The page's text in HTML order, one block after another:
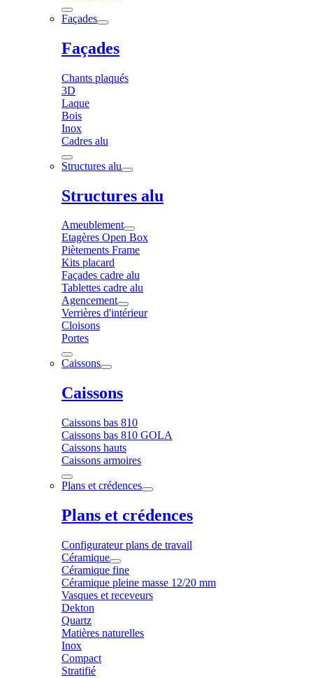
Façades
Façades
Chants plaqués
3D
Laque
Bois
Inox
Cadres alu
Structures alu
Structures alu
Ameublement
Etagères Open Box
Piètements Frame
Kits placard
Façades cadre alu
Tablettes cadre alu
Agencement
Verrières d'intérieur
Cloisons
Portes
Caissons
Caissons
Caissons bas 810
Caissons bas 810 GOLA
Caissons hauts
Caissons armoires
Plans et crédences
Plans et crédences
Configurateur plans de travail
Céramique
Céramique fine
Céramique pleine masse 12/20 mm
Vasques et receveurs
Dekton
Quartz
Matières naturelles
Inox
Compact
Stratifié